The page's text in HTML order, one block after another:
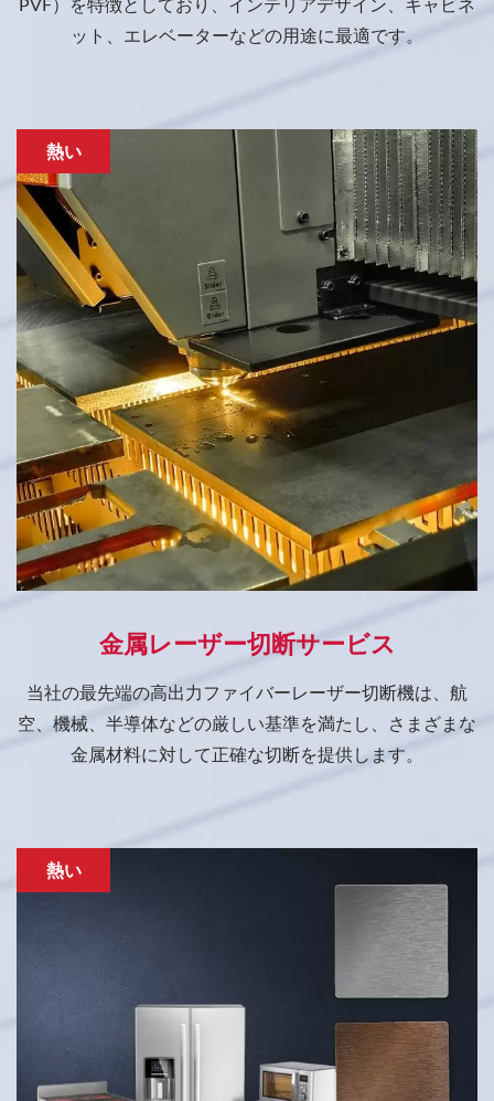
PVF）を特徴としており、インテリアデザイン、キャビネ
ット、エレベーターなどの用途に最適です。
熱い
金属レーザー切断サービス
当社の最先端の高出力ファイバーレーザー切断機は、航
空、機械、半導体などの厳しい基準を満たし、さまざまな
金属材料に対して正確な切断を提供します。
熱い